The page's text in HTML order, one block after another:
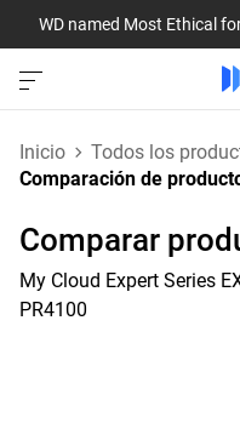
WD named Most Ethical
Inicio
Todos los
Comparación de
Comparar
My Cloud Expert Series
PR4100